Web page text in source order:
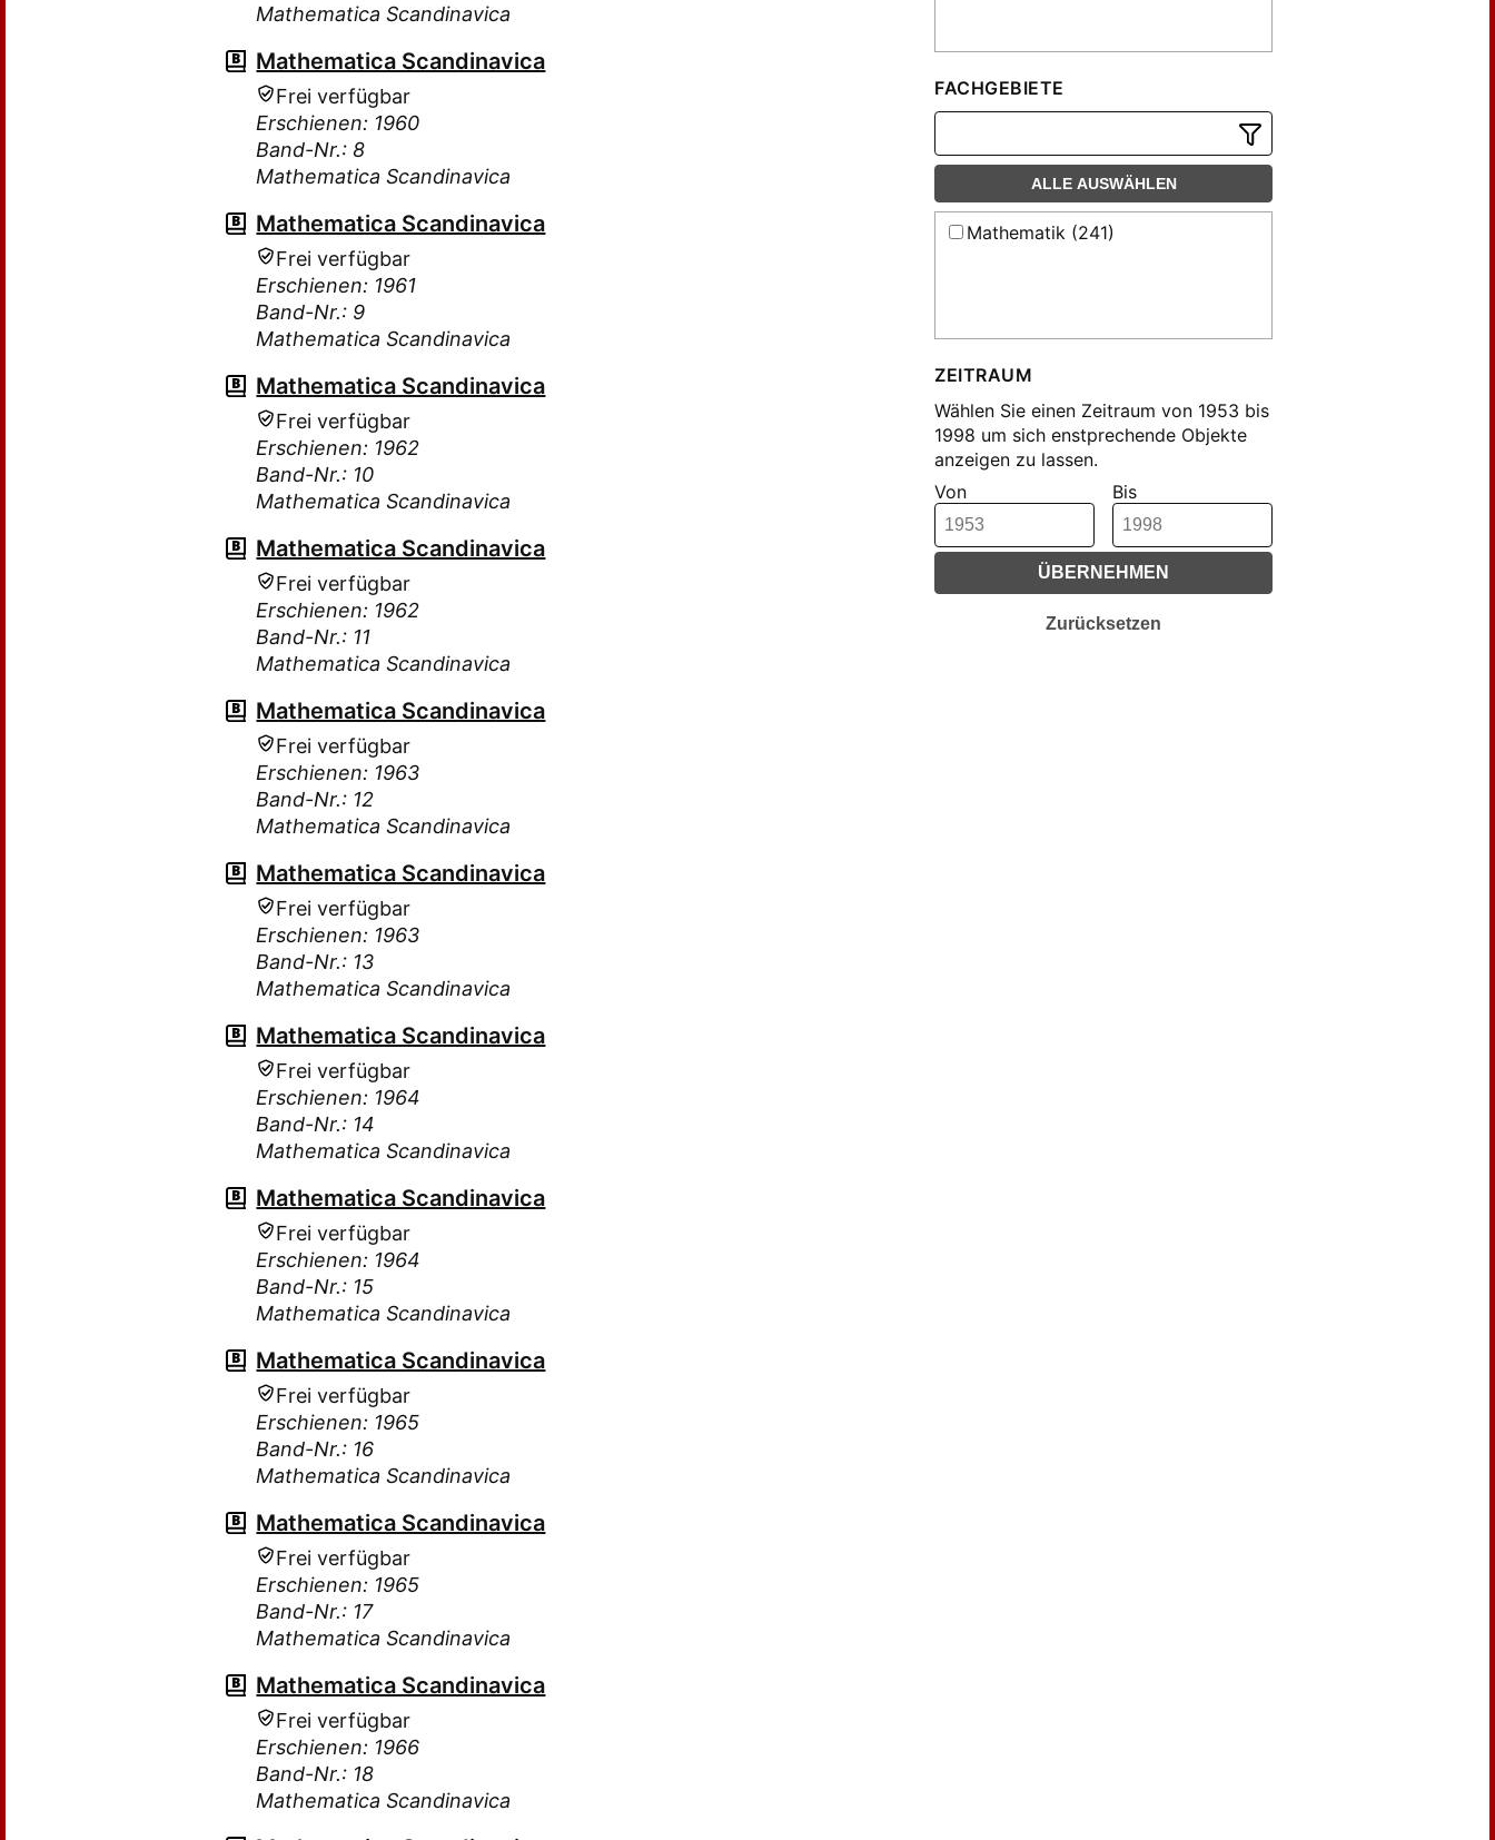
Mathematica Scandinavica
Mathematica Scandinavica
Frei verfügbar
Erschienen: 1960
Band-Nr.: 8
Mathematica Scandinavica
Mathematica Scandinavica
Frei verfügbar
Erschienen: 1961
Band-Nr.: 9
Mathematica Scandinavica
Mathematica Scandinavica
Frei verfügbar
Erschienen: 1962
Band-Nr.: 10
Mathematica Scandinavica
Mathematica Scandinavica
Frei verfügbar
Erschienen: 1962
Band-Nr.: 11
Mathematica Scandinavica
Mathematica Scandinavica
Frei verfügbar
Erschienen: 1963
Band-Nr.: 12
Mathematica Scandinavica
Mathematica Scandinavica
Frei verfügbar
Erschienen: 1963
Band-Nr.: 13
Mathematica Scandinavica
Mathematica Scandinavica
Frei verfügbar
Erschienen: 1964
Band-Nr.: 14
Mathematica Scandinavica
Mathematica Scandinavica
Frei verfügbar
Erschienen: 1964
Band-Nr.: 15
Mathematica Scandinavica
Mathematica Scandinavica
Frei verfügbar
Erschienen: 1965
Band-Nr.: 16
Mathematica Scandinavica
Mathematica Scandinavica
Frei verfügbar
Erschienen: 1965
Band-Nr.: 17
Mathematica Scandinavica
Mathematica Scandinavica
Frei verfügbar
Erschienen: 1966
Band-Nr.: 18
Mathematica Scandinavica
FACHGEBIETE
ALLE AUSWÄHLEN
Mathematik (241)
ZEITRAUM
Wählen Sie einen Zeitraum von 1953 bis
1998 um sich enstprechende Objekte
anzeigen zu lassen.
Von
Bis
ÜBERNEHMEN
Zurücksetzen